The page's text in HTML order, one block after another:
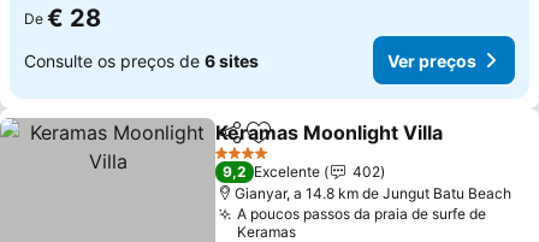
De € 28
Consulte os preços de 6 sites Ver preços
PartilharAdicionar aos favoritos
Keramas Moonlight Villa
4 Estrelas
9,2 Excelente
402
Gianyar, a 14.8 km de Jungut Batu Beach
A poucos passos da praia de surfe de
Keramas